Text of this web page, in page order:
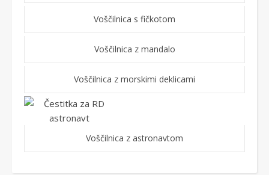
Voščilnica s fičkotom
Voščilnica z mandalo
Voščilnica z morskimi deklicami
Voščilnica z astronavtom